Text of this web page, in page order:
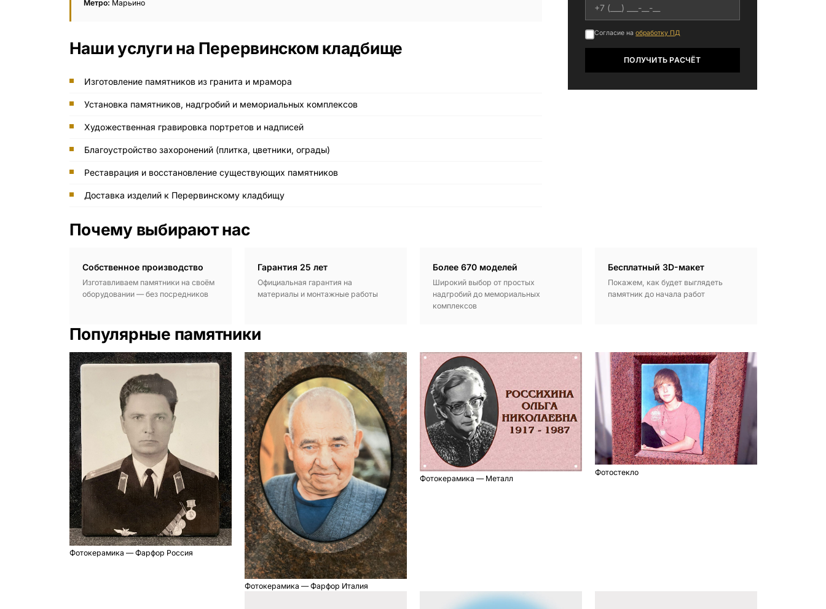
БЕСПЛАТНАЯ КОНСУЛЬТАЦИЯ
ЗАКАЗАТЬ ЗВОНОК
Метро: Марьино
Наши услуги на Перервинском кладбище
Изготовление памятников из гранита и мрамора
Установка памятников, надгробий и мемориальных комплексов
Художественная гравировка портретов и надписей
Благоустройство захоронений (плитка, цветники, ограды)
Реставрация и восстановление существующих памятников
Доставка изделий к Перервинскому кладбищу
Согласие наобработку ПД
ПОЛУЧИТЬ РАСЧЁТ
Почему выбирают нас
Собственное производство
Изготавливаем памятники на своём
оборудовании — без посредников
Гарантия 25 лет
Официальная гарантия на
материалы и монтажные работы
Более 670 моделей
Широкий выбор от простых
надгробий до мемориальных
комплексов
Бесплатный 3D-макет
Покажем, как будет выглядеть
памятник до начала работ
Популярные памятники
Фотокерамика — Фарфор Россия
Фотокерамика — Фарфор Италия
Фотокерамика — Металл
Фотостекло